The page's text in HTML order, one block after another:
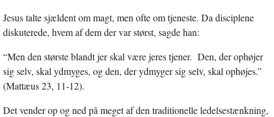
Jesus talte sjældent om magt, men ofte om tjeneste. Da disciplene
diskuterede, hvem af dem der var størst, sagde han:
“Men den største blandt jer skal være jeres tjener. Den, der ophøjer
sig selv, skal ydmyges, og den, der ydmyger sig selv, skal ophøjes.”
(Mattæus 23, 11-12).
Det vender op og ned på meget af den traditionelle ledelsestænkning,